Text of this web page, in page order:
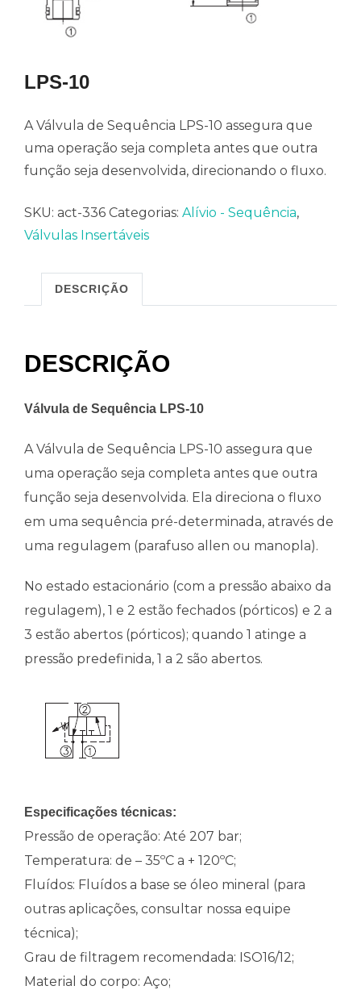
LPS-10
A Válvula de Sequência LPS-10 assegura que
uma operação seja completa antes que outra
função seja desenvolvida, direcionando o fluxo.
SKU: act-336 Categorias: Alívio - Sequência,
Válvulas Insertáveis
DESCRIÇÃO
DESCRIÇÃO
Válvula de Sequência LPS-10
A Válvula de Sequência LPS-10 assegura que
uma operação seja completa antes que outra
função seja desenvolvida. Ela direciona o fluxo
em uma sequência pré-determinada, através de
uma regulagem (parafuso allen ou manopla).
No estado estacionário (com a pressão abaixo da
regulagem), 1 e 2 estão fechados (pórticos) e 2 a
3 estão abertos (pórticos); quando 1 atinge a
pressão predefinida, 1 a 2 são abertos.
Especificações técnicas:
Pressão de operação: Até 207 bar;
Temperatura: de – 35ºC a + 120ºC;
Fluídos: Fluídos a base se óleo mineral (para
outras aplicações, consultar nossa equipe
técnica);
Grau de filtragem recomendada: ISO16/12;
Material do corpo: Aço;